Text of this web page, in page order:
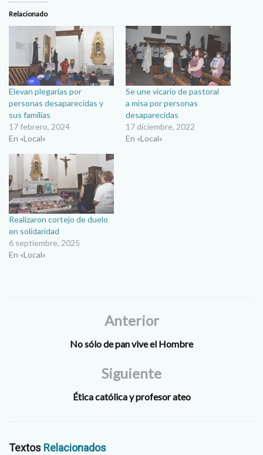
Relacionado
Elevan plegarias por
personas desaparecidas y
sus familias
17 febrero, 2024
En «Local»
Se une vicario de pastoral
a misa por personas
desaparecidas
17 diciembre, 2022
En «Local»
Realizaron cortejo de duelo
en solidaridad
6 septiembre, 2025
En «Local»
Anterior
No sólo de pan vive el Hombre
Siguiente
Ética católica y profesor ateo
Textos Relacionados